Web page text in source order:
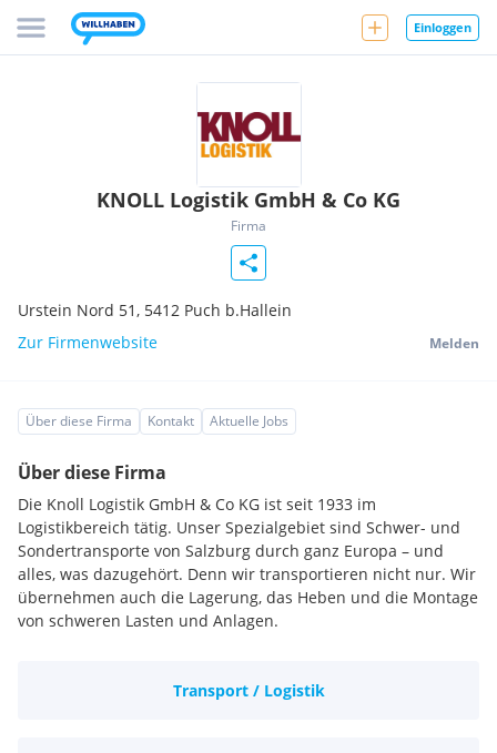
Einloggen
KNOLL Logistik GmbH & Co KG
Firma
Urstein Nord 51, 5412 Puch b.Hallein
Zur Firmenwebsite
Melden
Über diese Firma Kontakt Aktuelle Jobs
Über diese Firma
Die Knoll Logistik GmbH & Co KG ist seit 1933 im
Logistikbereich tätig. Unser Spezialgebiet sind Schwer- und
Sondertransporte von Salzburg durch ganz Europa – und
alles, was dazugehört. Denn wir transportieren nicht nur. Wir
übernehmen auch die Lagerung, das Heben und die Montage
von schweren Lasten und Anlagen.
Transport / Logistik